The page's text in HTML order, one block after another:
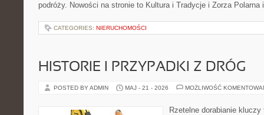
podróży. Nowości na stronie to Kultura i Tradycje i Zorza
CATEGORIES: NIERUCHOMOŚCI
HISTORIE I PRZYPADKI Z DRÓG
POSTED BY ADMIN MAJ - 21 - 2026 MOŻLIWOŚĆ
Rzetelne dorabianie